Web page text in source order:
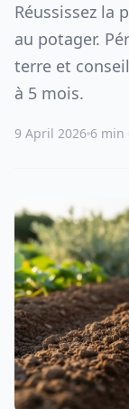
Réussissez la
au potager.
terre et
à 5 mois.
9 April 2026 6 min